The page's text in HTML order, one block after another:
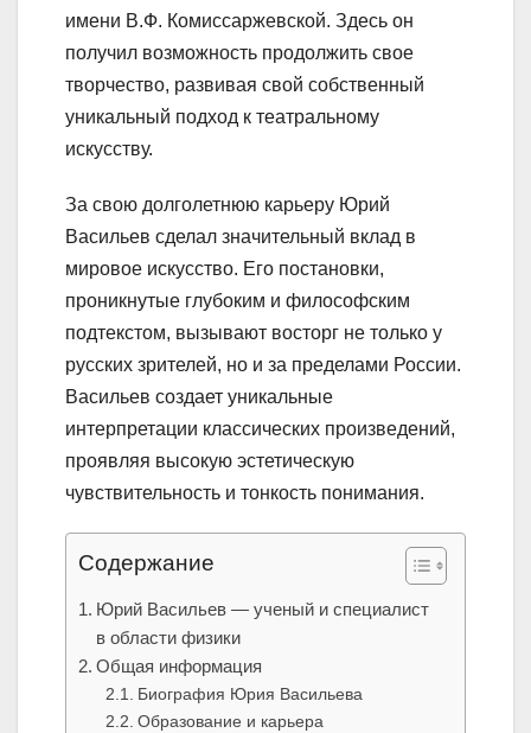
имени В.Ф. Комиссаржевской. Здесь он
получил возможность продолжить свое
творчество, развивая свой собственный
уникальный подход к театральному
искусству.
За свою долголетнюю карьеру Юрий
Васильев сделал значительный вклад в
мировое искусство. Его постановки,
проникнутые глубоким и философским
подтекстом, вызывают восторг не только у
русских зрителей, но и за пределами России.
Васильев создает уникальные
интерпретации классических произведений,
проявляя высокую эстетическую
чувствительность и тонкость понимания.
Содержание
Юрий Васильев — ученый и специалист
в области физики
Общая информация
Биография Юрия Васильева
Образование и карьера